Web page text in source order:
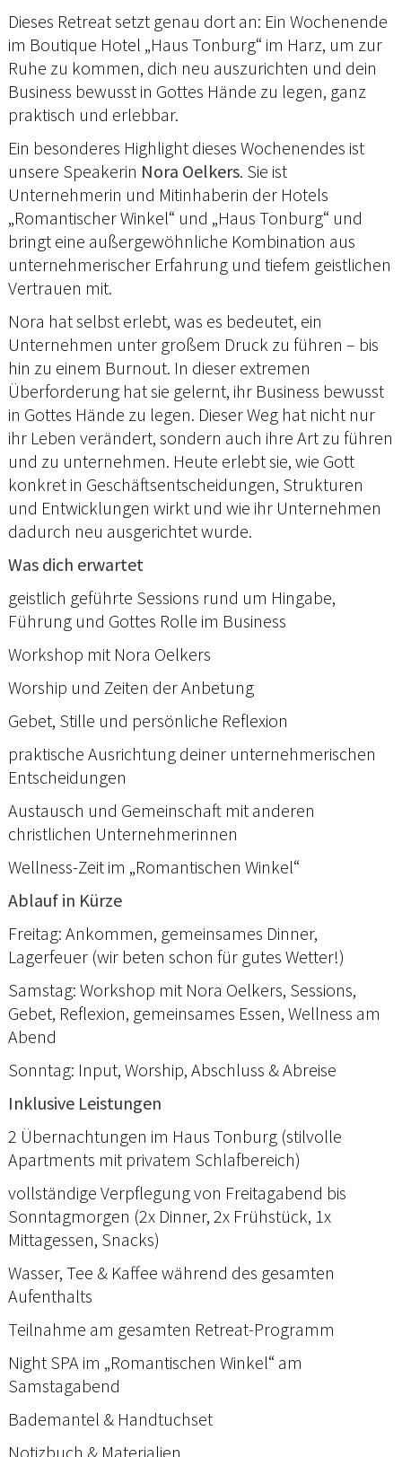
Dieses Retreat setzt genau dort an: Ein Wochenende
im Boutique Hotel „Haus Tonburg“ im Harz, um zur
Ruhe zu kommen, dich neu auszurichten und dein
Business bewusst in Gottes Hände zu legen, ganz
praktisch und erlebbar.
Ein besonderes Highlight dieses Wochenendes ist
unsere Speakerin Nora Oelkers. Sie ist
Unternehmerin und Mitinhaberin der Hotels
„Romantischer Winkel“ und „Haus Tonburg“ und
bringt eine außergewöhnliche Kombination aus
unternehmerischer Erfahrung und tiefem geistlichen
Vertrauen mit.
Nora hat selbst erlebt, was es bedeutet, ein
Unternehmen unter großem Druck zu führen – bis
hin zu einem Burnout. In dieser extremen
Überforderung hat sie gelernt, ihr Business bewusst
in Gottes Hände zu legen. Dieser Weg hat nicht nur
ihr Leben verändert, sondern auch ihre Art zu führen
und zu unternehmen. Heute erlebt sie, wie Gott
konkret in Geschäftsentscheidungen, Strukturen
und Entwicklungen wirkt und wie ihr Unternehmen
dadurch neu ausgerichtet wurde.
Was dich erwartet
geistlich geführte Sessions rund um Hingabe,
Führung und Gottes Rolle im Business
Workshop mit Nora Oelkers
Worship und Zeiten der Anbetung
Gebet, Stille und persönliche Reflexion
praktische Ausrichtung deiner unternehmerischen
Entscheidungen
Austausch und Gemeinschaft mit anderen
christlichen Unternehmerinnen
Wellness-Zeit im „Romantischen Winkel“
Ablauf in Kürze
Freitag: Ankommen, gemeinsames Dinner,
Lagerfeuer (wir beten schon für gutes Wetter!)
Samstag: Workshop mit Nora Oelkers, Sessions,
Gebet, Reflexion, gemeinsames Essen, Wellness am
Abend
Sonntag: Input, Worship, Abschluss & Abreise
Inklusive Leistungen
2 Übernachtungen im Haus Tonburg (stilvolle
Apartments mit privatem Schlafbereich)
vollständige Verpflegung von Freitagabend bis
Sonntagmorgen (2x Dinner, 2x Frühstück, 1x
Mittagessen, Snacks)
Wasser, Tee & Kaffee während des gesamten
Aufenthalts
Teilnahme am gesamten Retreat-Programm
Night SPA im „Romantischen Winkel“ am
Samstagabend
Bademantel & Handtuchset
Notizbuch & Materialien